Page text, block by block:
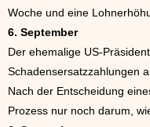
Woche und eine
6. September
Der ehemalige US-
Schadensersatzzahlungen
Nach der Entscheidung
Prozess nur noch darum,